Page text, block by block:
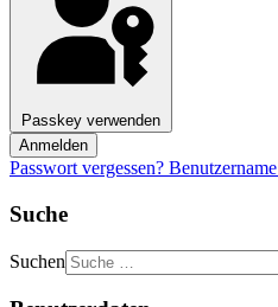
Passkey verwenden
Anmelden
Passwort vergessen?
Suche
Suchen